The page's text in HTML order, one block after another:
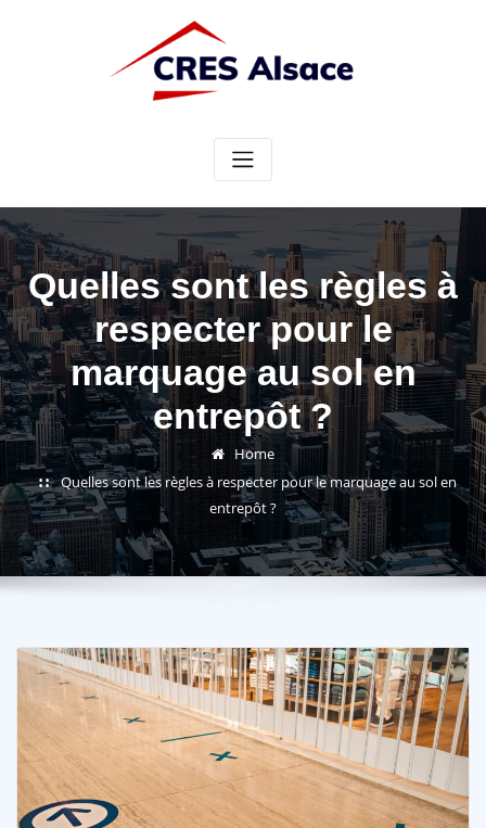
Quelles sont les règles à
respecter pour le
marquage au sol en
entrepôt ?
Home
Quelles sont les règles à respecter pour le marquage au sol en
entrepôt ?